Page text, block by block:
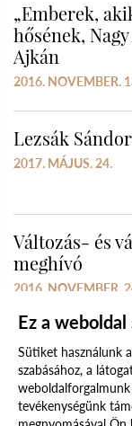
„Emberek,
hősének,
Ajkán
2016. NOVEMBER.
Lezsák
2017. MÁJUS. 24.
Változás- és
meghívó
2016. NOVEMBER.
Ez a
Sütiket használunk
szabásához, a
tevékenységünk